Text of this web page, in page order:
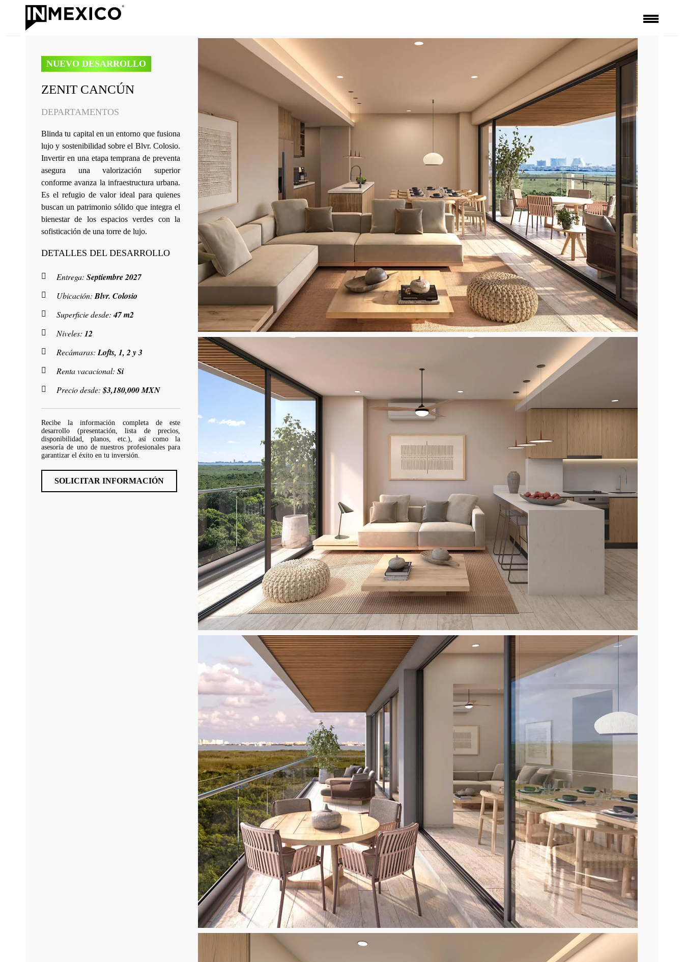
NUEVO DESARROLLO
ZENIT CANCÚN
DEPARTAMENTOS
Blinda tu capital en un entorno que fusiona
lujo y sostenibilidad sobre el Blvr. Colosio.
Invertir en una etapa temprana de preventa
asegura una valorización superior
conforme avanza la infraestructura urbana.
Es el refugio de valor ideal para quienes
buscan un patrimonio sólido que integra el
bienestar de los espacios verdes con la
sofisticación de una torre de lujo.
DETALLES DEL DESARROLLO
Entrega:Septiembre 2027
Ubicación:Blvr. Colosio
Superficie desde:47 m2
Niveles: 12
Recámaras:Lofts, 1, 2 y 3
Renta vacacional:Si
Precio desde:$3,180,000 MXN
Recibe la información completa de este
desarrollo (presentación, lista de precios,
disponibilidad, planos, etc.), así como la
asesoría de uno de nuestros profesionales para
garantizar el éxito en tu inversión.
SOLICITAR INFORMACIÓN